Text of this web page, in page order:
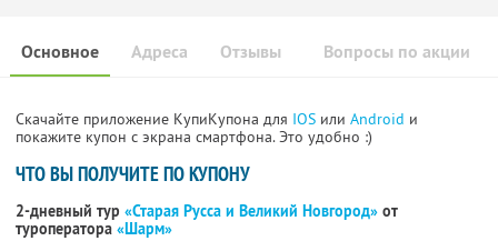
Основное Отзывы Вопросы по акции
Адреса
Скачайте приложение КупиКупона для IOS или Android и
покажите купон с экрана смартфона. Это удобно :)
ЧТО ВЫ ПОЛУЧИТЕ ПО КУПОНУ
2-дневный тур «Старая Русса и Великий Новгород» от
туроператора «Шарм»